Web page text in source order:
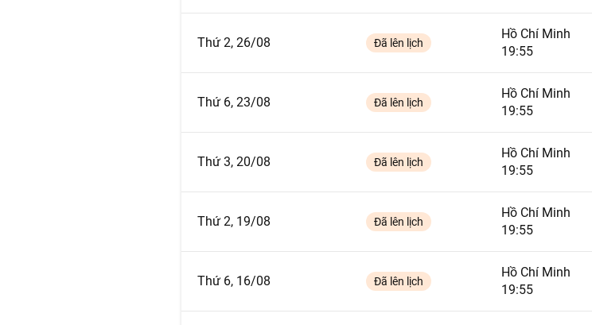
Thứ 2, 26/08 Đã lên lịch
Hồ Chí Minh
19:55
Thứ 6, 23/08 Đã lên lịch
Hồ Chí Minh
19:55
Thứ 3, 20/08 Đã lên lịch
Hồ Chí Minh
19:55
Thứ 2, 19/08 Đã lên lịch
Hồ Chí Minh
19:55
Thứ 6, 16/08 Đã lên lịch
Hồ Chí Minh
19:55